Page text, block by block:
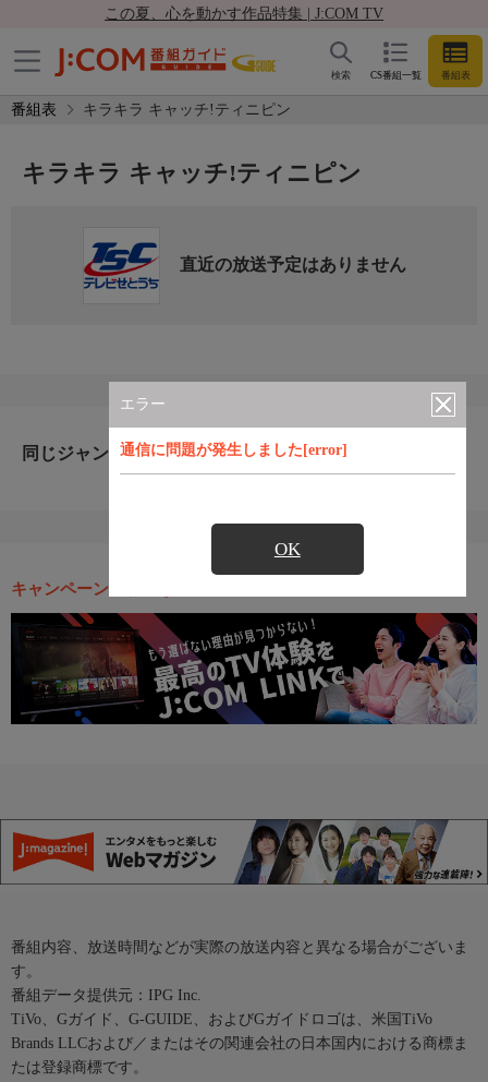
この夏、心を動かす作品特集 | J:COM TV
CS番組一覧 番組表
検索
番組表 キラキラ キャッチ!ティニピン
エラー
通信に問題が発生しました[error]
OK
キラキラ キャッチ!ティニピン
直近の放送予定はありません
同じジャンルのおすすめ番組
キャンペーン・お得な情報
番組内容、放送時間などが実際の放送内容と異なる場合がございま
す。
番組データ提供元：IPG Inc.
TiVo、Gガイド、G-GUIDE、およびGガイドロゴは、米国TiVo
Brands LLCおよび／またはその関連会社の日本国内における商標ま
たは登録商標です。